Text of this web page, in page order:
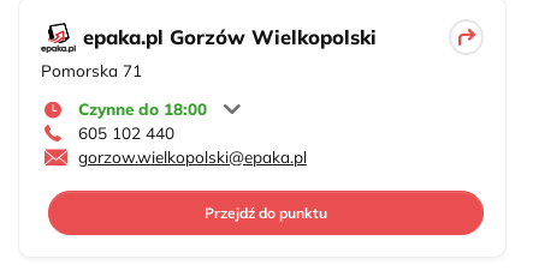
epaka.pl Gorzów Wielkopolski
Pomorska 71
Czynne do 18:00
605 102 440
gorzow.wielkopolski@epaka.pl
Przejdź do punktu